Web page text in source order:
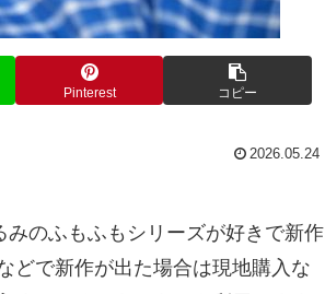
Pinterest コピー
2026.05.24
のふもふもシリーズが好きで新作
どで新作が出た場合は現地購入な